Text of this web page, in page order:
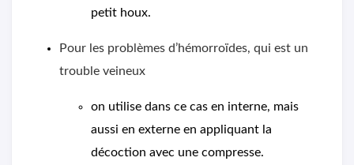
petit houx.
Pour les problèmes d’hémorroïdes, qui est un
trouble veineux
on utilise dans ce cas en interne, mais
aussi en externe en appliquant la
décoction avec une compresse.